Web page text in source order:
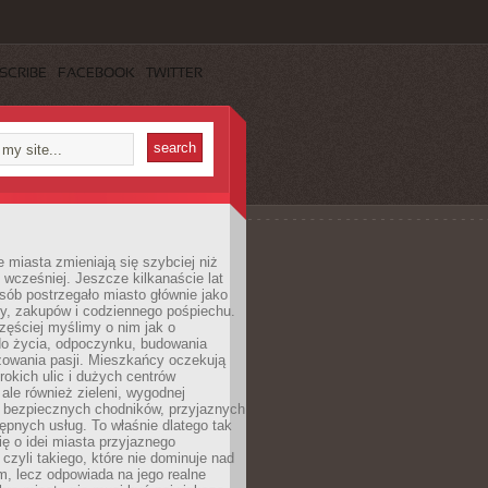
FACEBOOK TWITTER
miasta zmieniają się szybciej niż
wcześniej. Jeszcze kilkanaście lat
postrzegało miasto głównie jako
zakupów i codziennego pośpiechu.
myślimy o nim jak o
życia, odpoczynku, budowania
pasji. Mieszkańcy oczekują
ulic i dużych centrów
również zieleni, wygodnej
chodników, przyjaznych
usług. To właśnie dlatego tak
o idei miasta przyjaznego
czyli takiego, które nie dominuje nad
lecz odpowiada na jego realne